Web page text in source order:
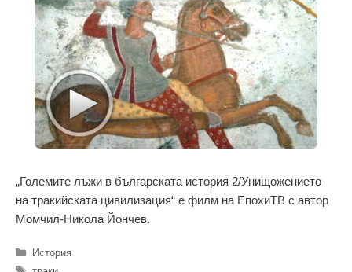
„Големите лъжи в българската история 2/Унищожението
на тракийската цивилизация“ е филм на ЕпохиТВ с автор
Момчил-Никола Йончев.
Категории
История
Етикети